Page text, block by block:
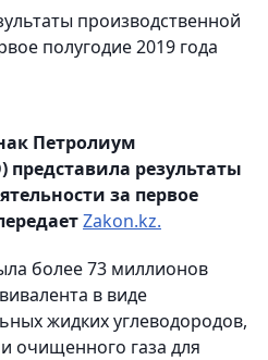
производственной
полугодие 2019 года
Петролиум
результаты
за первое
Zakon.kz.
более 73 миллионов
в виде
жидких углеводородов,
очищенного газа для